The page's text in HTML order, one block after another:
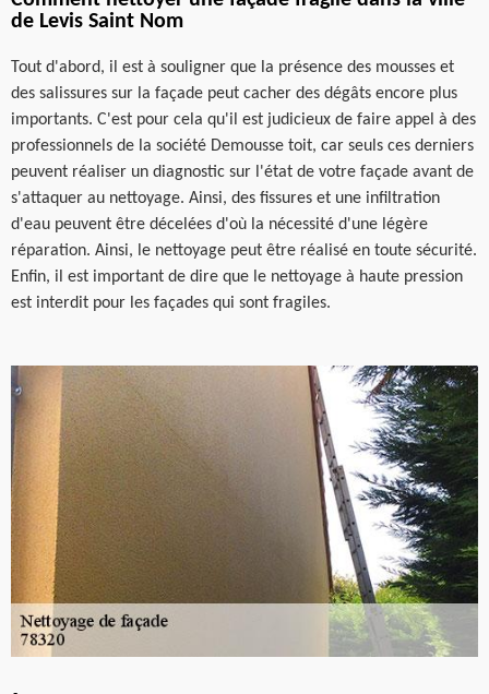
de Levis Saint Nom
Tout d'abord, il est à souligner que la présence des mousses et
des salissures sur la façade peut cacher des dégâts encore plus
importants. C'est pour cela qu'il est judicieux de faire appel à des
professionnels de la société Demousse toit, car seuls ces derniers
peuvent réaliser un diagnostic sur l'état de votre façade avant de
s'attaquer au nettoyage. Ainsi, des fissures et une infiltration
d'eau peuvent être décelées d'où la nécessité d'une légère
réparation. Ainsi, le nettoyage peut être réalisé en toute sécurité.
Enfin, il est important de dire que le nettoyage à haute pression
est interdit pour les façades qui sont fragiles.